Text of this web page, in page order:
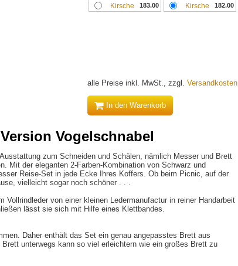
Kirsche
182.00
Kirsche
183.00
alle Preise inkl. MwSt., zzgl.Versandkosten
In den Warenkorb
Vogelschnabel
zum Schneiden und Schälen, nämlich Messer und Brett
Mit der eleganten 2-Farben-Kombination von Schwarz und
Reise-Set in jede Ecke Ihres Koffers. Ob beim Picnic, auf der
vielleicht sogar noch schöner . . .
Vollrindleder von einer kleinen Ledermanufactur in reiner Handarbeit
lässt sie sich mit Hilfe eines Klettbandes.
Daher enthält das Set ein genau angepasstes Brett aus
unterwegs kann so viel erleichtern wie ein großes Brett zu